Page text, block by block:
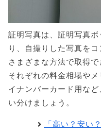
証明写真は、証明写真
り、自撮りした写真を
さまざまな方法で取得で
それぞれの料金相場や
イナンバーカード用な
い分けましょう。
「高い？安い